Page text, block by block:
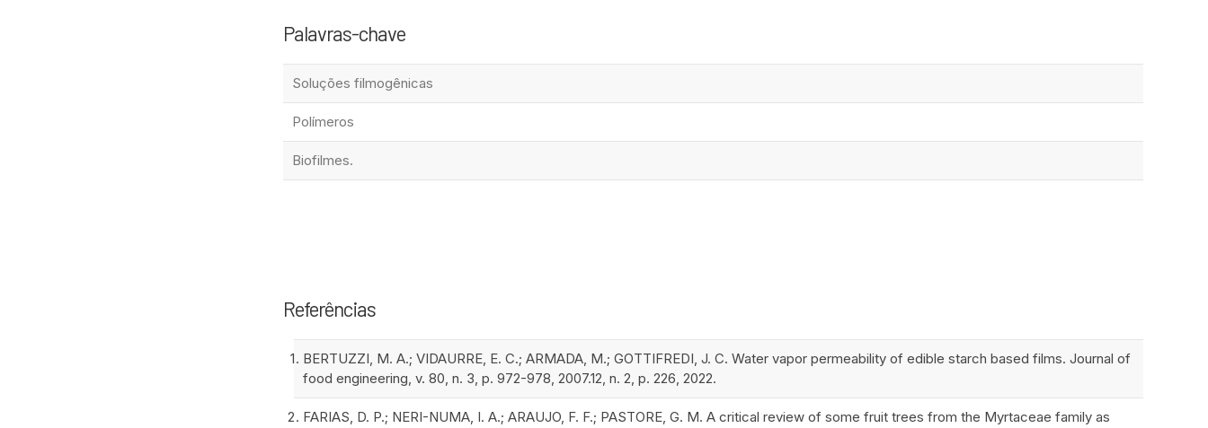
Palavras-chave
Soluções filmogênicas
Polímeros
Biofilmes.
Referências
BERTUZZI, M. A.; VIDAURRE, E. C.; ARMADA, M.; GOTTIFREDI, J. C. Water vapor permeability of edible starch based films. Journal of
food engineering, v. 80, n. 3, p. 972-978, 2007.12, n. 2, p. 226, 2022.
FARIAS, D. P.; NERI-NUMA, I. A.; ARAUJO, F. F.; PASTORE, G. M. A critical review of some fruit trees from the Myrtaceae family as